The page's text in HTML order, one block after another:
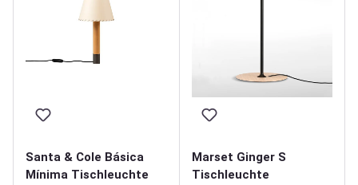
Santa & Cole Básica
Mínima Tischleuchte
Marset Ginger S
Tischleuchte